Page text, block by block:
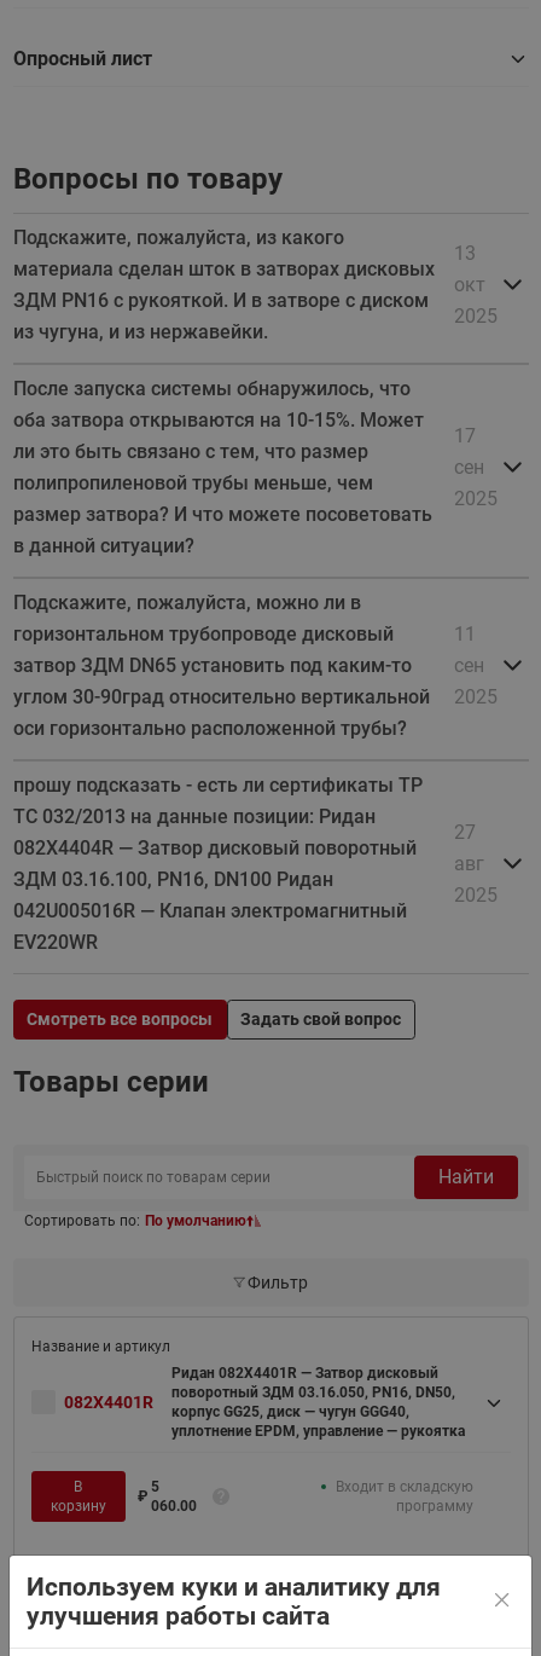
Опросный лист
Вопросы по товару
Подскажите, пожалуйста, из какого
материала сделан шток в затворах дисковых
ЗДМ PN16 с рукояткой. И в затворе с диском
из чугуна, и из нержавейки.
13
окт
2025
После запуска системы обнаружилось, что
оба затвора открываются на 10-15%. Может
ли это быть связано с тем, что размер
полипропиленовой трубы меньше, чем
размер затвора? И что можете посоветовать
в данной ситуации?
17
сен
2025
Подскажите, пожалуйста, можно ли в
горизонтальном трубопроводе дисковый
затвор ЗДМ DN65 установить под каким-то
углом 30-90град относительно вертикальной
оси горизонтально расположенной трубы?
11
сен
2025
прошу подсказать - есть ли сертификаты ТР
ТС 032/2013 на данные позиции: Ридан
082X4404R — Затвор дисковый поворотный
ЗДМ 03.16.100, PN16, DN100​ Ридан
042U005016R — Клапан электромагнитный
EV220WR
27
авг
2025
Смотреть все вопросы Задать свой вопрос
Товары серии
Найти
Сортировать по: По умолчанию
Фильтр
082X4401R
Ридан 082X4401R — Затвор дисковый
поворотный ЗДМ 03.16.050, PN16, DN50,
корпус GG25, диск — чугун GGG40,
уплотнение EPDM, управление — рукоятка
В
корзину
₽
5
060.00
Входит в складскую
программу
Ридан 082X4402R — Затвор дисковый
поворотный ЗДМ 03.16.65, PN16, DN65,
Используем куки и аналитику для
улучшения работы сайта